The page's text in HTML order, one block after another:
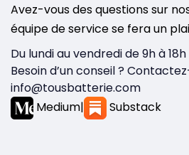
Avez-vous des questions sur
équipe de service se fera un
Du lundi au vendredi de 9h à 18h
Besoin d’un conseil ?
info@tousbatterie.com
Medium| Substack